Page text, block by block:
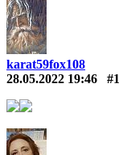
karat59fox108
28.05.2022 19:46